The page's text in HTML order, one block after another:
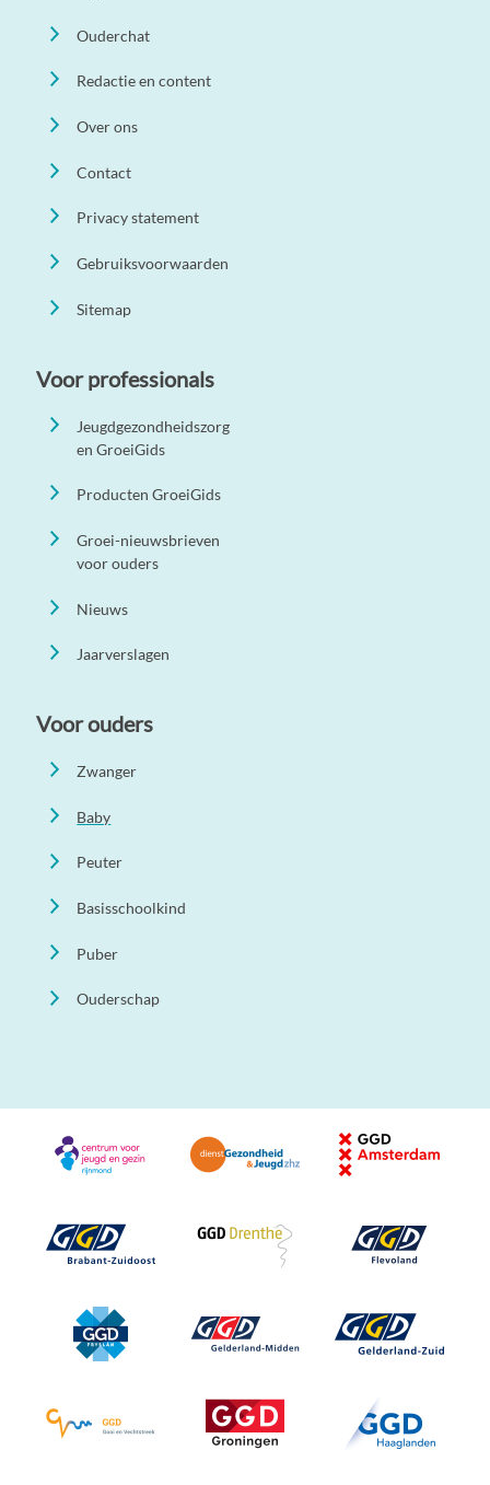
Ouderchat
Redactie en content
Over ons
Contact
Privacy statement
Gebruiksvoorwaarden
Sitemap
Voor professionals
Jeugdgezondheidszorg
en GroeiGids
Producten GroeiGids
Groei-nieuwsbrieven
voor ouders
Nieuws
Jaarverslagen
Voor ouders
Zwanger
Baby
Peuter
Basisschoolkind
Puber
Ouderschap